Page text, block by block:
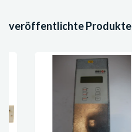
veröffentlichte Produkte